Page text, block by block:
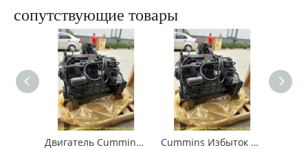
сопутствующие товары
Двигатель Cummins Surplus QSB6.7 Cummins Избыток двигателя QSB6.7